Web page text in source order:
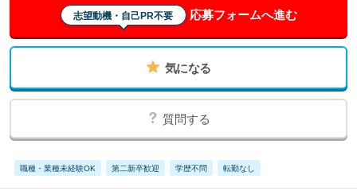
志望動機・自己PR不要 応募フォームへ進む
気になる
質問する
職種・業種未経験OK 第二新卒歓迎 学歴不問 転勤なし